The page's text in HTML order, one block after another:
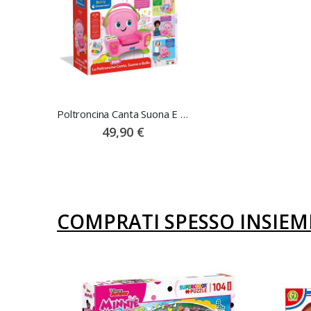
Poltroncina Canta Suona E Balla - Baby Clementoni
49,90 €
COMPRATI SPESSO